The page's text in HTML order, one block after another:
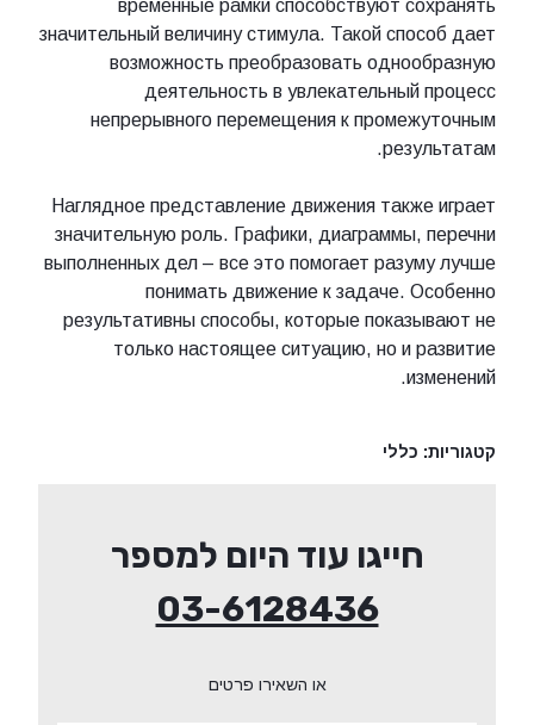
временные рамки способствуют сохранять
значительный величину стимула. Такой способ дает
возможность преобразовать однообразную
деятельность в увлекательный процесс
непрерывного перемещения к промежуточным
результатам.
Наглядное представление движения также играет
значительную роль. Графики, диаграммы, перечни
выполненных дел – все это помогает разуму лучше
понимать движение к задаче. Особенно
результативны способы, которые показывают не
только настоящее ситуацию, но и развитие
изменений.
קטגוריות: כללי
חייגו עוד היום למספר
03-6128436
או השאירו פרטים